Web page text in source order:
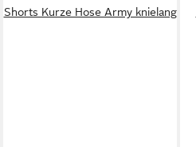
Shorts Kurze Hose Army knielang